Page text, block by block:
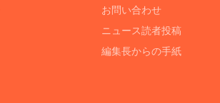
お問い合わせ
ニュース読者投稿
編集長からの手紙